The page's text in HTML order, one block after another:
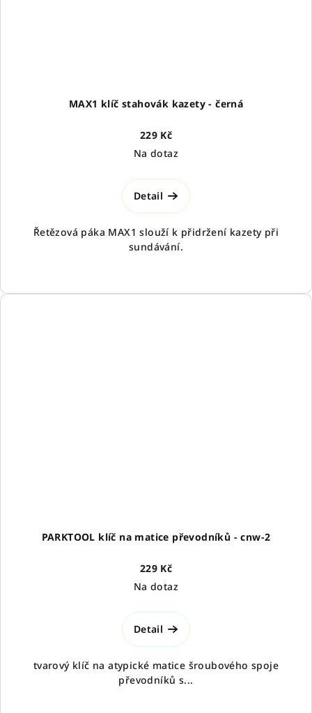
MAX1 klíč stahovák kazety - černá
229 Kč
Na dotaz
Detail
Řetězová páka MAX1 slouží k přidržení kazety při
sundávání.
PARKTOOL klíč na matice převodníků - cnw-2
229 Kč
Na dotaz
Detail
tvarový klíč na atypické matice šroubového spoje
převodníků s...